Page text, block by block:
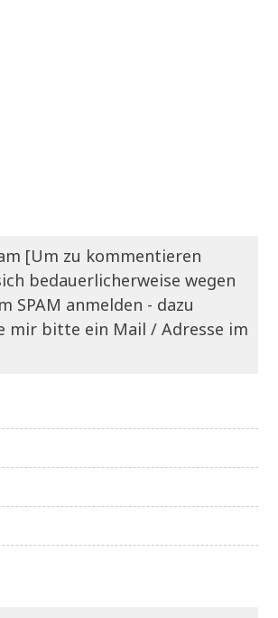
[Um zu kommentieren
bedauerlicherweise wegen
SPAM anmelden - dazu
mir bitte ein Mail / Adresse im